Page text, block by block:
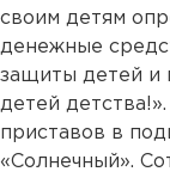
своим детям
денежные
защиты детей и
детей
приставов в
«Солнечный».